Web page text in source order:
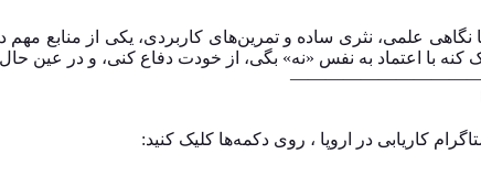
نگاهی علمی، نثری ساده و تمرین‌های کاربردی، یکی از منابع
کنه با اعتماد به نفس «نه» بگی، از خودت دفاع کنی، و در عین
کاریابی در اروپا ، روی دکمه‌ها کلیک کنید: